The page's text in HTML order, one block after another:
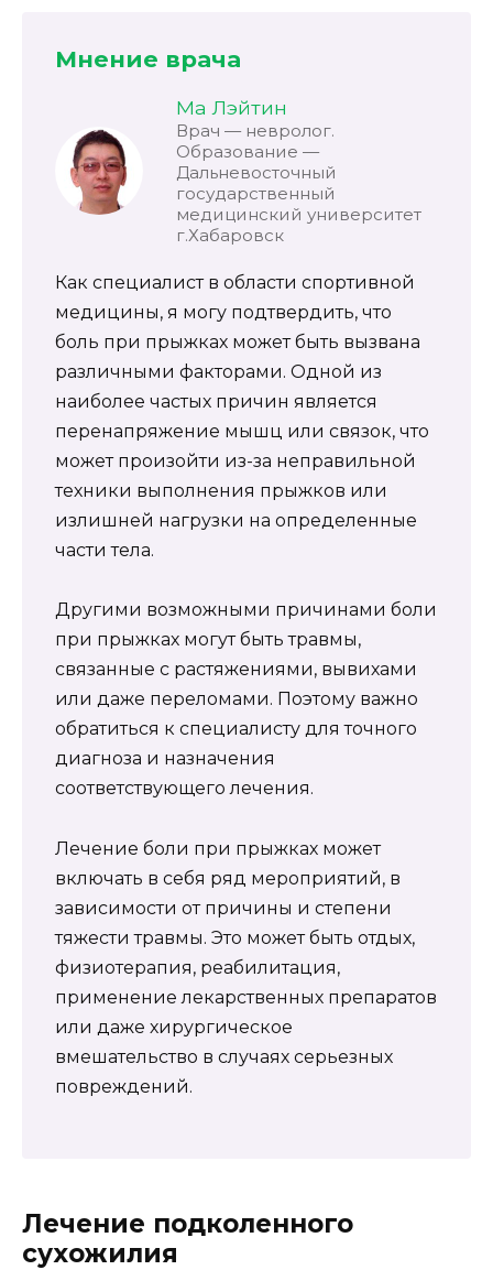
Мнение врача
Ма Лэйтин
Врач — невролог.
Образование —
Дальневосточный
государственный
медицинский университет
г.Хабаровск
Как специалист в области спортивной
медицины, я могу подтвердить, что
боль при прыжках может быть вызвана
различными факторами. Одной из
наиболее частых причин является
перенапряжение мышц или связок, что
может произойти из-за неправильной
техники выполнения прыжков или
излишней нагрузки на определенные
части тела.
Другими возможными причинами боли
при прыжках могут быть травмы,
связанные с растяжениями, вывихами
или даже переломами. Поэтому важно
обратиться к специалисту для точного
диагноза и назначения
соответствующего лечения.
Лечение боли при прыжках может
включать в себя ряд мероприятий, в
зависимости от причины и степени
тяжести травмы. Это может быть отдых,
физиотерапия, реабилитация,
применение лекарственных препаратов
или даже хирургическое
вмешательство в случаях серьезных
повреждений.
Лечение подколенного
сухожилия